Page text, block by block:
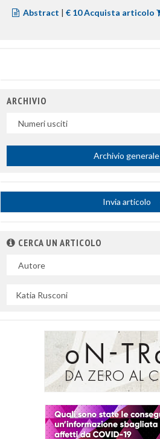
Abstract | € 10 Acquista articolo
ARCHIVIO
Archivio generale
Invia articolo
CERCA UN ARTICOLO
campo
per